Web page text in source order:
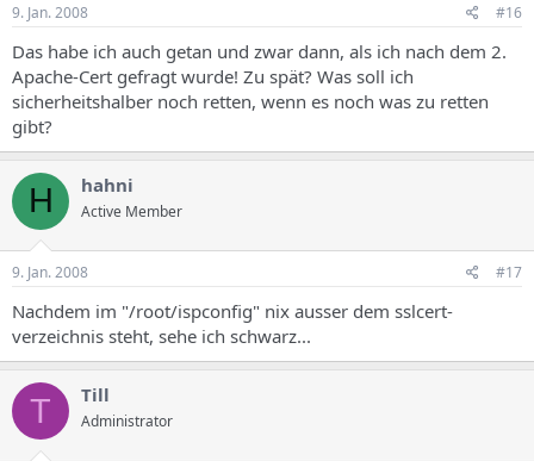
9. Jan. 2008 #16
Das habe ich auch getan und zwar dann, als ich nach dem 2.
Apache-Cert gefragt wurde! Zu spät? Was soll ich
sicherheitshalber noch retten, wenn es noch was zu retten
gibt?
H hahni
Active Member
9. Jan. 2008 #17
Nachdem im "/root/ispconfig" nix ausser dem sslcert-
verzeichnis steht, sehe ich schwarz...
T Till
Administrator